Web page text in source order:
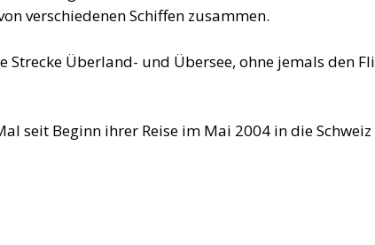
verschiedenen Schiffen zusammen.
Überland- und Übersee, ohne jemals den
seit Beginn ihrer Reise im Mai 2004 in die Schweiz